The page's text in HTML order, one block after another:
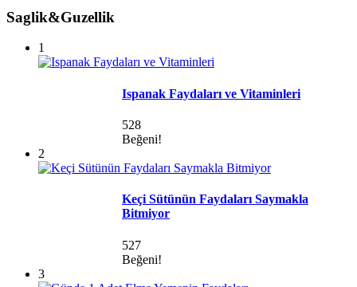
Saglik&Guzellik
1
Ispanak Faydaları ve Vitaminleri
528
Beğeni!
2
Keçi Sütünün Faydaları Saymakla
Bitmiyor
527
Beğeni!
3